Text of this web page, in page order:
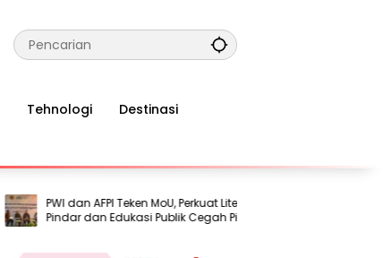
Tehnologi Destinasi
PWI dan AFPI Teken MoU, Perkuat Literasi
Pindar dan Edukasi Publik Cegah Pinjol
Ilegal